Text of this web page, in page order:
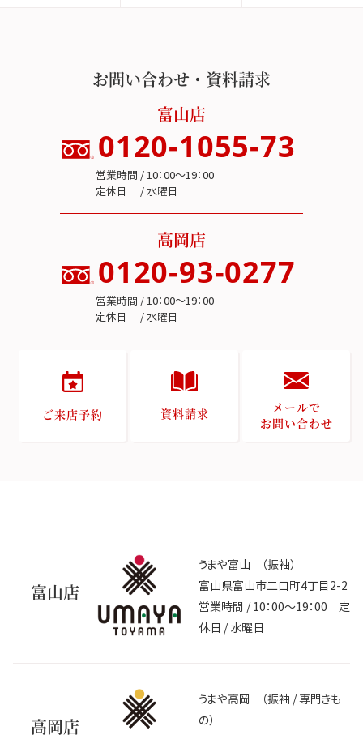
お問い合わせ・資料請求
富山店
0120-1055-73
営業時間 / 10：00～19：00
定休日 / 水曜日
高岡店
0120-93-0277
営業時間 / 10：00～19：00
定休日 / 水曜日
ご来店予約 資料請求
メールで
お問い合わせ
富山店
うまや富山 （振袖）
富山県富山市二口町4丁目2-2
営業時間 / 10：00～19：00 定
休日 / 水曜日
高岡店
うまや高岡 （振袖 / 専門きも
の）